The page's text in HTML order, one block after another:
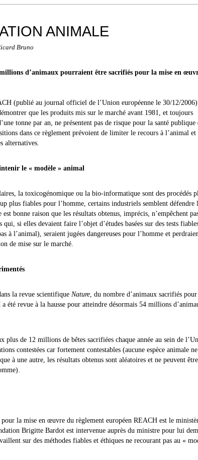
ANIMALE
Bruno
d’animaux pourraient être sacrifiés pour la mise en
(publié au journal officiel de l’Union européenne le 30/12/2006)
que les produits mis sur le marché avant 1981, et toujours
tonne par an, ne présentent pas de risque pour la santé publique
dans ce règlement prévoient de limiter le recours à l’animal et
alternatives.
le « modèle » animal
la toxicogénomique ou la bio-informatique sont des procédés
plus fiables pour l’homme, certains industriels semblent défendre
bonne raison que les résultats obtenus, imprécis, n’empêchent
si elles devaient faire l’objet d’études basées sur des tests
à l’animal), seraient jugées dangereuses pour l’homme et
de mise sur le marché.
la revue scientifique Nature, du nombre d’animaux sacrifiés pour
été revue à la hausse pour atteindre désormais 54 millions
plus de 12 millions de bêtes sacrifiées chaque année au sein de
contestées car fortement contestables (aucune espèce animale ne
à une autre, les résultats obtenus sont aléatoires et ne peuvent être
la mise en œuvre du règlement européen REACH est le
Brigitte Bardot est intervenue auprès du ministre pour lui
sur des méthodes fiables et éthiques ne recourant pas au «